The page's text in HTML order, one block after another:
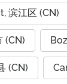
滨江区 (CN)
(CN)
(CN)